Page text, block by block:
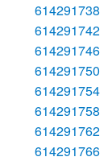
614291738
614291742
614291746
614291750
614291754
614291758
614291762
614291766